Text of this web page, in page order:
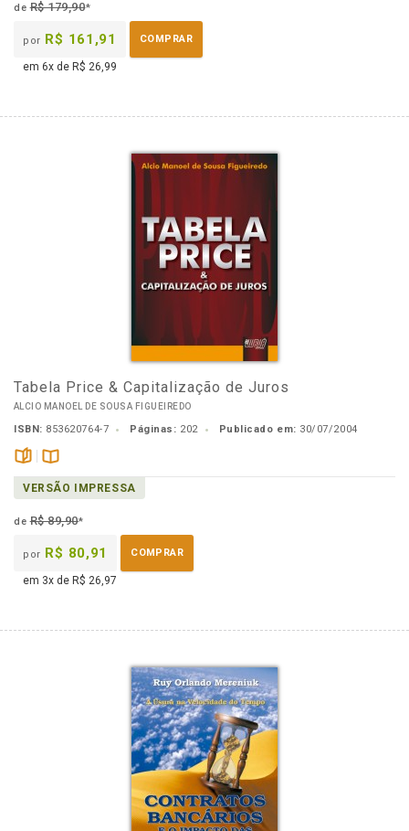
deR$ 179,90*
por R$ 161,91 COMPRAR
em 6x de R$ 26,99
Tabela Price & Capitalização de Juros
ALCIO MANOEL DE SOUSA FIGUEIREDO
ISBN: 853620764-7 Páginas: 202 Publicado em: 30/07/2004
páginasDisponível
na
VERSÃO IMPRESSA
deR$ 89,90*
por R$ 80,91 COMPRAR
em 3x de R$ 26,97